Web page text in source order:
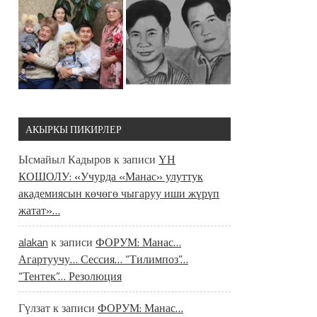
АКЫРКЫ ПИКИРЛЕР
Ысмайыл Кадыров к записи ҮН
КОШОЛУ: «Учурда «Манас» улуттук
академиясын көчөгө чыгаруу иши жүрүп
жатат»…
alakan к записи ФОРУМ: Манас…
Агартуучу… Сессия… “Тилимпоз”…
“Тентек”… Резолюция
Гүлзатк записи ФОРУМ: Манас…